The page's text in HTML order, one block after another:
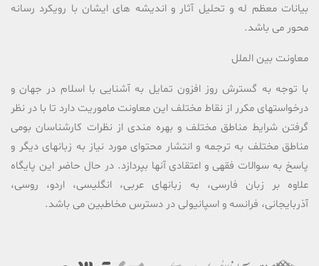
بیانات معظم له و تحلیل آثار و اندیشه های ایشان با رویکرد رسانه
محور می باشد.
معاونت بین الملل
با توجه به گسترش روز افزون تمایل به آشنایی با اسلام در جهان و
درخواستهای مکرر از نقاط مختلف این معاونت ماموریت دارد تا با در نظر
گرفتن شرایط مناطق مختلف و بهره مندی از نظرات کارشناسان بومی
مناطق مختلف به ترجمه و انتشار محتوای مورد نیاز به زبانهای دیگر و
پاسخ به سوالات فقهی و اعتقادی آنها بپردازد. در حال حاضر این پایگاه
علاوه بر زبان فارسی، به زبانهای عربی، انگلیسی، اردو، روسی،
آذربایجانی، فرانسه و اسپانیولی در دسترس مخاطبین می باشد.